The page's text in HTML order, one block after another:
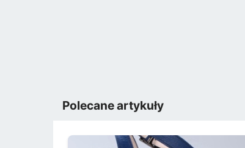
Polecane artykuły